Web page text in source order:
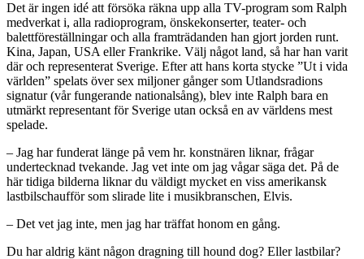
Det är ingen idé att försöka räkna upp alla TV-program som Ralph
medverkat i, alla radioprogram, önskekonserter, teater- och
balettföreställningar och alla framträdanden han gjort jorden runt.
Kina, Japan, USA eller Frankrike. Välj något land, så har han varit
där och representerat Sverige. Efter att hans korta stycke ”Ut i vida
världen” spelats över sex miljoner gånger som Utlandsradions
signatur (vår fungerande nationalsång), blev inte Ralph bara en
utmärkt representant för Sverige utan också en av världens mest
spelade.
– Jag har funderat länge på vem hr. konstnären liknar, frågar
undertecknad tvekande. Jag vet inte om jag vågar säga det. På de
här tidiga bilderna liknar du väldigt mycket en viss amerikansk
lastbilschaufför som slirade lite i musikbranschen, Elvis.
– Det vet jag inte, men jag har träffat honom en gång.
Du har aldrig känt någon dragning till hound dog? Eller lastbilar?